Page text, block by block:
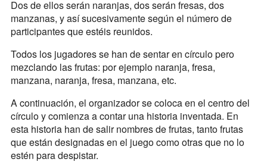
Dos de ellos serán naranjas, dos serán fresas, dos
manzanas, y así sucesivamente según el número de
participantes que estéis reunidos.
Todos los jugadores se han de sentar en círculo pero
mezclando las frutas: por ejemplo naranja, fresa,
manzana, naranja, fresa, manzana, etc.
A continuación, el organizador se coloca en el centro del
círculo y comienza a contar una historia inventada. En
esta historia han de salir nombres de frutas, tanto frutas
que están designadas en el juego como otras que no lo
estén para despistar.